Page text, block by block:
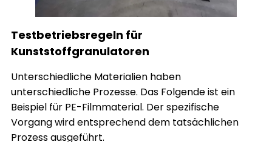
Testbetriebsregeln für
Kunststoffgranulatoren
Unterschiedliche Materialien haben
unterschiedliche Prozesse. Das Folgende ist ein
Beispiel für PE-Filmmaterial. Der spezifische
Vorgang wird entsprechend dem tatsächlichen
Prozess ausgeführt.